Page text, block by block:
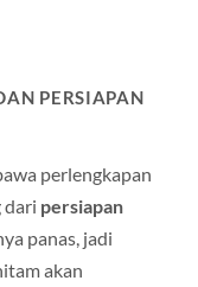
PERSIAPAN
perlengkapan
dari persiapan
panas, jadi
akan